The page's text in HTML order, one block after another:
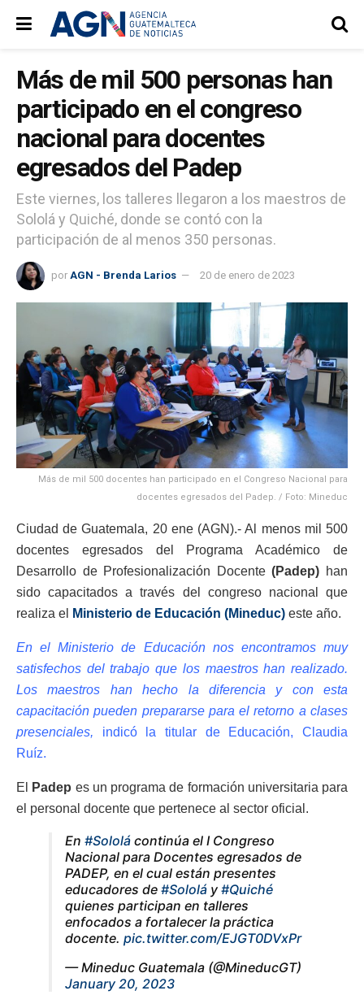
Más de mil 500 personas han
participado en el congreso
nacional para docentes
egresados del Padep
Este viernes, los talleres llegaron a los maestros de
Sololá y Quiché, donde se contó con la
participación de al menos 350 personas.
por AGN - Brenda Larios 20 de enero de 2023
Más de mil 500 docentes han participado en el Congreso Nacional para
docentes egresados del Padep. / Foto: Mineduc
Ciudad de Guatemala, 20 ene (AGN).- Al menos mil 500
docentes egresados del Programa Académico de
Desarrollo de Profesionalización Docente(Padep) han
sido capacitados a través del congreso nacional que
realiza el
Ministerio de Educación (Mineduc) este año.
En el Ministerio de Educación nos encontramos muy
satisfechos del trabajo que los maestros han realizado.
Los maestros han hecho la diferencia y con esta
capacitación pueden prepararse para el retorno a clases
presenciales, indicó la titular de Educación, Claudia
Ruíz.
El Padep es un programa de formación universitaria para
el personal docente que pertenece al sector oficial.
En #Sololá continúa el I Congreso
Nacional para Docentes egresados de
PADEP, en el cual están presentes
educadores de #Sololá y #Quiché
quienes participan en talleres
enfocados a fortalecer la práctica
docente. pic.twitter.com/EJGT0DVxPr
— Mineduc Guatemala (@MineducGT)
January 20, 2023